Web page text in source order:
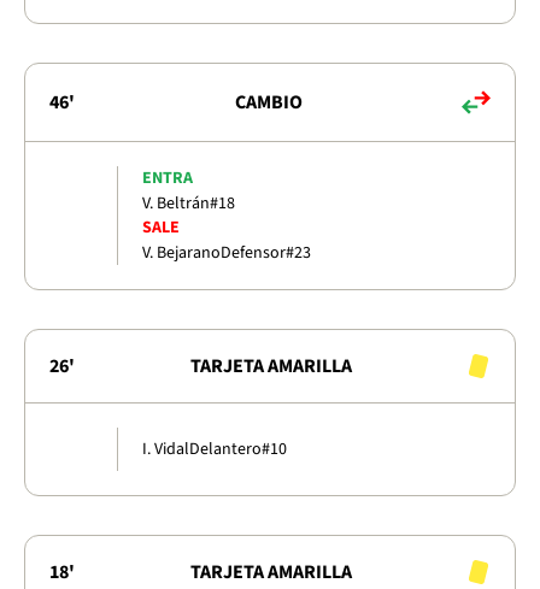
46' CAMBIO
ENTRA
V. Beltrán#18
SALE
V. BejaranoDefensor#23
26' TARJETA AMARILLA
I. VidalDelantero#10
18' TARJETA AMARILLA